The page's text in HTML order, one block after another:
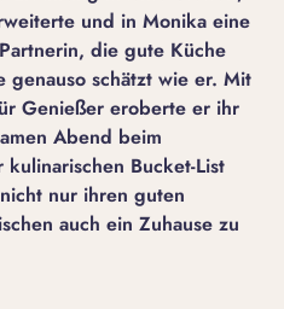
und in Monika eine
die gute Küche
genauso schätzt wie er. Mit
Genießer eroberte er ihr
Abend beim
Bucket-List
nur ihren guten
auch ein Zuhause zu